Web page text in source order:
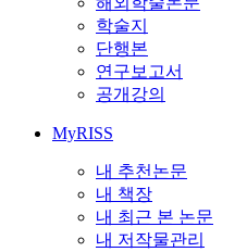
학술지
단행본
연구보고서
공개강의
MyRISS
내 추천논문
내 책장
내 최근 본 논문
내 저작물관리